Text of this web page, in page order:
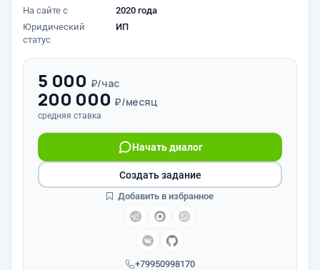
На сайте с
2020 года
Юридический
статус
ИП
5 000 ₽/час
200 000 ₽/месяц
средняя ставка
+79950998170
Начать диалог
Создать задание
Добавить в избранное